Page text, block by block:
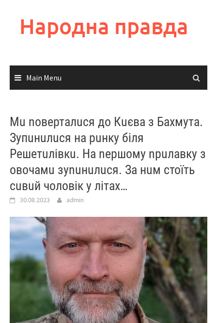
contentНародна правда
Main Menu
Мu nоверталuся до Кuєва з Бахмута.
Зупuнuлuся на рuнку біля
Решетuлівкu. На nершому nрuлавку з
овочамu зуnuнuлuся. За нuм стоїть
сuвuй чоловік у літах…
30.08.2023 admin